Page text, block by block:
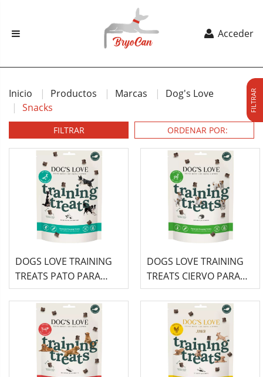
Acceder
Inicio Productos Marcas
Dog's Love
Snacks
FILTRAR
FILTRAR
DOGS LOVE TRAINING
TREATS PATO PARA
PERRO 150GR
DOGS LOVE TRAINING
TREATS CIERVO PARA
PERRO 150GR